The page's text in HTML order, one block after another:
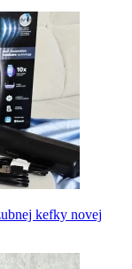
kefky novej